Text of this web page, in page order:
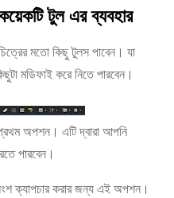
টুল এর ব্যবহার
চিত্রের মতো কিছু টুলস পাবেন। যা
মডিফাই করে নিতে পারবেন।
অপশন। এটি দ্বারা আপনি
পারবেন।
করার জন্য এই অপশন।